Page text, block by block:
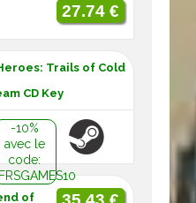
27.74 €
Trails of Cold
CD Key
-10%
avec le
code:
of